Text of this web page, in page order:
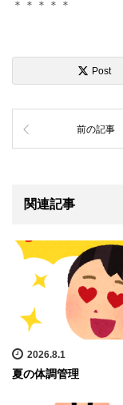
＊＊＊＊＊
Post
前の記事
関連記事
2026.8.1
夏の体調管理